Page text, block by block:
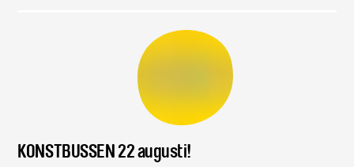
KONSTBUSSEN 22 augusti!